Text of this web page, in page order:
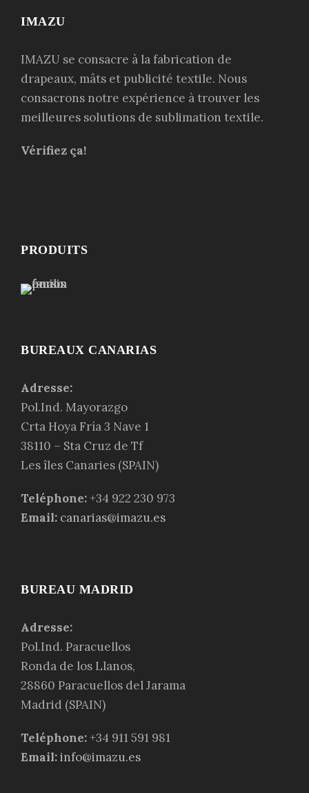
IMAZU
IMAZU se consacre à la fabrication de
drapeaux, mâts et publicité textile. Nous
consacrons notre expérience à trouver les
meilleures solutions de sublimation textile.
Vérifiez ça!
PRODUITS
BUREAUX CANARIAS
Adresse:
Pol.Ind. Mayorazgo
Crta Hoya Fría 3 Nave 1
38110 – Sta Cruz de Tf
Lesîles Canaries (SPAIN)
Teléphone:+34 922 230 973
Email: canarias@imazu.es
BUREAU MADRID
Adresse:
Pol.Ind. Paracuellos
Ronda de los Llanos,
28860 Paracuellos del Jarama
Madrid (SPAIN)
Teléphone:+34 911 591 981
Email:info@imazu.es